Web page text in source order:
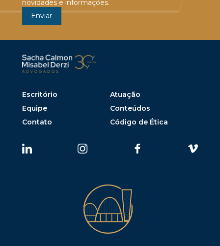
novidades e informações.
Escritório
Atuação
Equipe
Conteúdos
Contato
Código de Ética